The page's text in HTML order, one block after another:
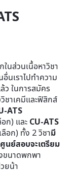
ส่วนเนื้อหาวิชา
นเราไปทำความ
ว ในการสมัคร
ชาเคมีและฟิสิกส์
ATS
ก) และ CU-ATS
อก) ทั้ง 2 วิชามี
นย์สอบจะเตรียม
ขนาดพกพา
ยน้า